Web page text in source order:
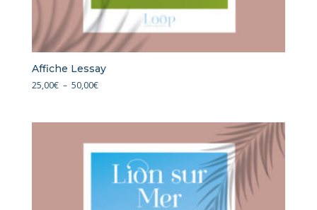
Affiche Lessay
25,00€ – 50,00€Plage
à
50,00€